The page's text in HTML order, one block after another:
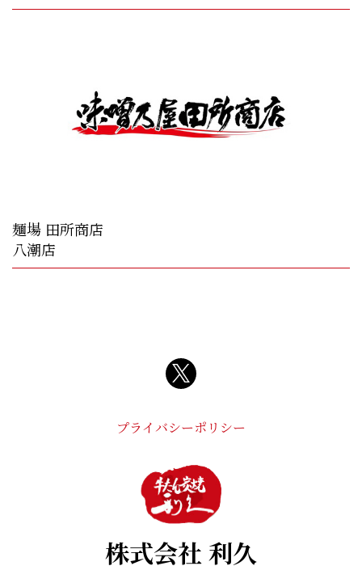
麺場 田所商店
八潮店
株式会社 利久
プライバシーポリシー